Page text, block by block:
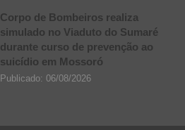
Corpo de Bombeiros realiza
simulado no Viaduto do Sumaré
durante curso de prevenção ao
suicídio em Mossoró
Publicado: 06/08/2026